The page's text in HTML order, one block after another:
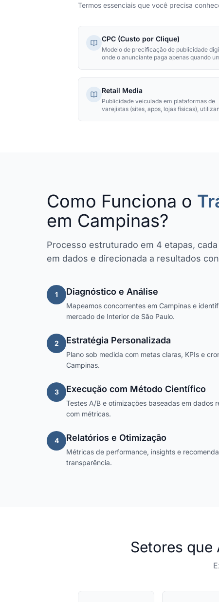
Termos essenciais que você precisa
CPC (Custo por Clique)
Modelo de precificação de publicidade
onde o anunciante paga apenas quando
Retail Media
Publicidade veiculada em plataformas de
varejistas (sites, apps, lojas físicas),
Como Funciona o
em Campinas?
Processo estruturado em 4 etapas,
em dados e direcionada a resultados
1 Diagnóstico e Análise
Mapeamos concorrentes em Campinas e
mercado de Interior de São Paulo.
2 Estratégia Personalizada
Plano sob medida com metas claras, KPIs e
Campinas.
3 Execução com Método Científico
Testes A/B e otimizações baseadas em dados
com métricas.
4 Relatórios e Otimização
Métricas de performance, insights e
transparência.
Setores que